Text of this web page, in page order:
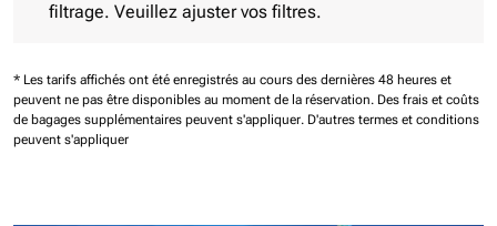
filtrage. Veuillez ajuster vos filtres.
* Les tarifs affichés ont été enregistrés au cours des dernières 48 heures et
peuvent ne pas être disponibles au moment de la réservation. Des frais et coûts
de bagages supplémentaires peuvent s'appliquer. D'autres termes et conditions
peuvent s'appliquer